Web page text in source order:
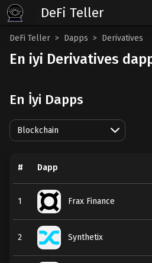
DeFi Teller Dapps Derivatives
En iyi Derivatives
En İyi Dapps
Blockchain
# Dapp
1 Frax Finance
2 Synthetix
DeFi Teller